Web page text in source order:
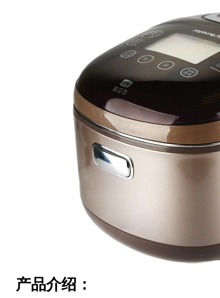
产品介绍：